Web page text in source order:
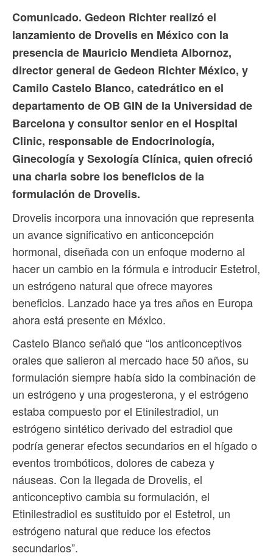
Comunicado. Gedeon Richter realizó el
lanzamiento de Drovelis en México con la
presencia de Mauricio Mendieta Albornoz,
director general de Gedeon Richter México, y
Camilo Castelo Blanco, catedrático en el
departamento de OB GIN de la Universidad de
Barcelona y consultor senior en el Hospital
Clinic, responsable de Endocrinología,
Ginecología y Sexología Clínica, quien ofreció
una charla sobre los beneficios de la
formulación de Drovelis.
Drovelis incorpora una innovación que representa
un avance significativo en anticoncepción
hormonal, diseñada con un enfoque moderno al
hacer un cambio en la fórmula e introducir Estetrol,
un estrógeno natural que ofrece mayores
beneficios. Lanzado hace ya tres años en Europa
ahora está presente en México.
Castelo Blanco señaló que “los anticonceptivos
orales que salieron al mercado hace 50 años, su
formulación siempre había sido la combinación de
un estrógeno y una progesterona, y el estrógeno
estaba compuesto por el Etinilestradiol, un
estrógeno sintético derivado del estradiol que
podría generar efectos secundarios en el hígado o
eventos trombóticos, dolores de cabeza y
náuseas. Con la llegada de Drovelis, el
anticonceptivo cambia su formulación, el
Etinilestradiol es sustituido por el Estetrol, un
estrógeno natural que reduce los efectos
secundarios”.